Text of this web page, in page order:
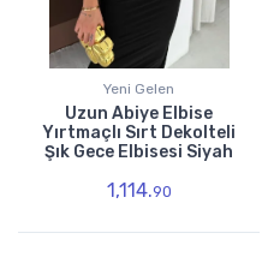
Yeni Gelen
Uzun Abiye Elbise
Yırtmaçlı Sırt Dekolteli
Şık Gece Elbisesi Siyah
1,114.90